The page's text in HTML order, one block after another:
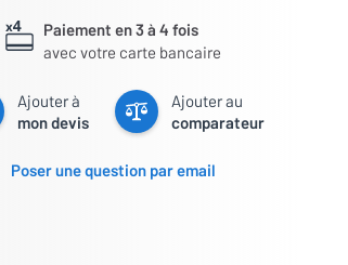
Paiement en 3 à 4 fois
avec votre carte bancaire
Ajouter à
mon devis
Ajouter au
comparateur
Poser une question par email